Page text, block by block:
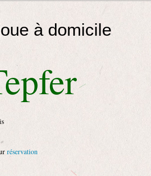
à domicile
réservation